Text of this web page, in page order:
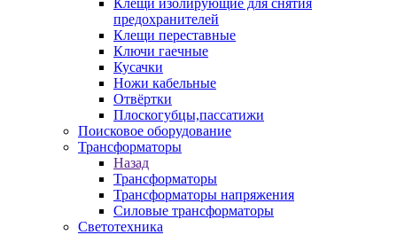
Клещи изолирующие для снятия
предохранителей
Клещи переставные
Ключи гаечные
Кусачки
Ножи кабельные
Отвёртки
Плоскогубцы,пассатижи
Поисковое оборудование
Трансформаторы
Назад
Трансформаторы
Трансформаторы напряжения
Силовые трансформаторы
Светотехника